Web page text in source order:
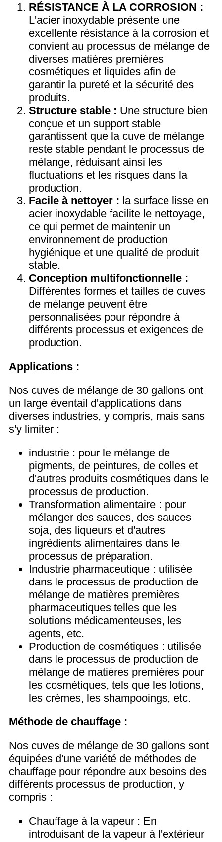
RÉSISTANCE À LA CORROSION :
L'acier inoxydable présente une
excellente résistance à la corrosion et
convient au processus de mélange de
diverses matières premières
cosmétiques et liquides afin de
garantir la pureté et la sécurité des
produits.
Structure stable : Une structure bien
conçue et un support stable
garantissent que la cuve de mélange
reste stable pendant le processus de
mélange, réduisant ainsi les
fluctuations et les risques dans la
production.
Facile à nettoyer : la surface lisse en
acier inoxydable facilite le nettoyage,
ce qui permet de maintenir un
environnement de production
hygiénique et une qualité de produit
stable.
Conception multifonctionnelle :
Différentes formes et tailles de cuves
de mélange peuvent être
personnalisées pour répondre à
différents processus et exigences de
production.
Applications :
Nos cuves de mélange de 30 gallons ont
un large éventail d'applications dans
diverses industries, y compris, mais sans
s'y limiter :
industrie : pour le mélange de
pigments, de peintures, de colles et
d'autres produits cosmétiques dans le
processus de production.
Transformation alimentaire : pour
mélanger des sauces, des sauces
soja, des liqueurs et d'autres
ingrédients alimentaires dans le
processus de préparation.
Industrie pharmaceutique : utilisée
dans le processus de production de
mélange de matières premières
pharmaceutiques telles que les
solutions médicamenteuses, les
agents, etc.
Production de cosmétiques : utilisée
dans le processus de production de
mélange de matières premières pour
les cosmétiques, tels que les lotions,
les crèmes, les shampooings, etc.
Méthode de chauffage :
Nos cuves de mélange de 30 gallons sont
équipées d'une variété de méthodes de
chauffage pour répondre aux besoins des
différents processus de production, y
compris :
Chauffage à la vapeur : En
introduisant de la vapeur à l'extérieur